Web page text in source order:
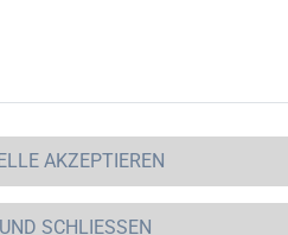
Steigende
im
LTV mit
AKZEPTIEREN
SCHLIESSEN